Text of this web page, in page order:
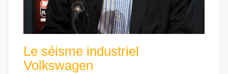
Le séisme industriel
Volkswagen